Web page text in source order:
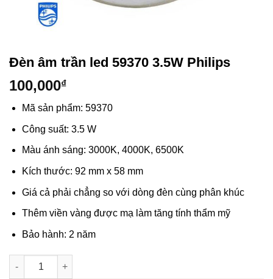
Đèn âm trần led 59370 3.5W Philips
100,000₫
Mã sản phẩm: 59370
Công suất: 3.5 W
Màu ánh sáng: 3000K, 4000K, 6500K
Kích thước: 92 mm x 58 mm
Giá cả phải chẳng so với dòng đèn cùng phân khúc
Thêm viền vàng được mạ làm tăng tính thẩm mỹ
Bảo hành: 2 năm
Số lượng